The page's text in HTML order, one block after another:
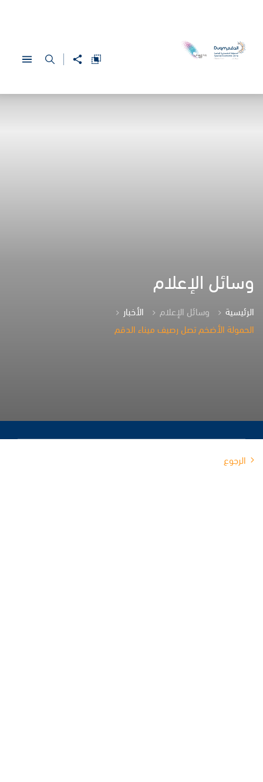
وسائل الإعلام
الرئيسية وسائل الإعلام
الأخبار
الحمولة الأضخم تصل رصيف ميناء الدقم
الرجوع